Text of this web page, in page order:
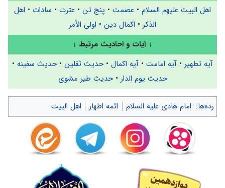
اهل البیت علیهم السلام • عصمت • پنج تن • عترت • سادات • اهل
الذکر • اکمال دین • اولی الأمر
↓آیات و احادیث مرتبط ↓
آیه تطهیر • آیه امامت • آیه اکمال •حدیث ثقلین •حدیث سفینه •
حدیث یوم الدار •حدیث طیر مشوی
رده‌ها: امام هادی علیه السلام ائمه اطهار اهل البیت